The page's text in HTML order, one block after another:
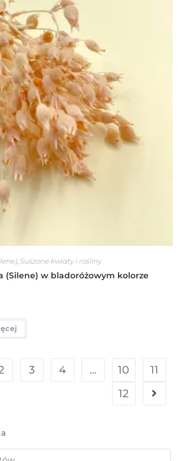
, Suszone kwiaty i rośliny
(Silene) w bladoróżowym kolorze
3 4 … 10
11
12